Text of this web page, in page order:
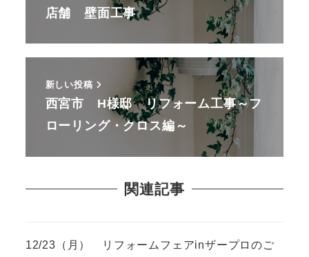
店舗 壁面工事
新しい投稿
西宮市 H様邸 リフォーム工事～フ
ローリング・クロス編～
関連記事
12/23（月） リフォームフェアinザープロのご